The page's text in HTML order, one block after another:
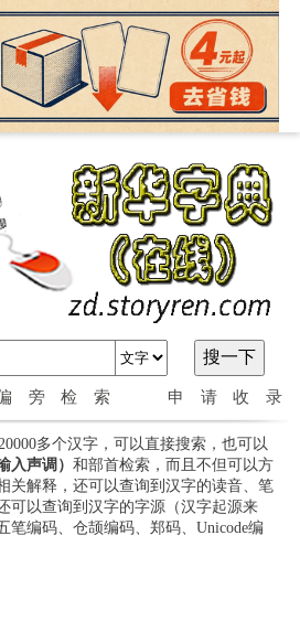
旁检索 申请收录
多个汉字，可以直接搜索，也可以
入声调） 和部首检索，而且不但可以方
关解释，还可以查询到汉字的读音、笔
可以查询到汉字的字源（汉字起源来
笔编码、仓颉编码、郑码、Unicode编